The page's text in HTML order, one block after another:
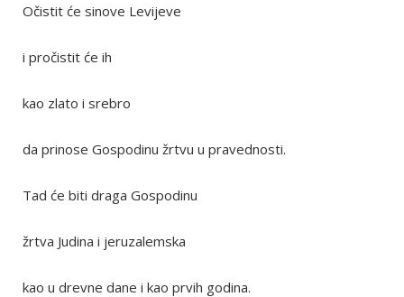
Očistit će sinove Levijeve
i pročistit će ih
kao zlato i srebro
da prinose Gospodinu žrtvu u pravednosti.
Tad će biti draga Gospodinu
žrtva Judina i jeruzalemska
kao u drevne dane i kao prvih godina.